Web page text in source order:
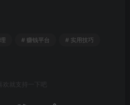
# 赚钱平台 # 实用技巧
喜欢就支持一下吧